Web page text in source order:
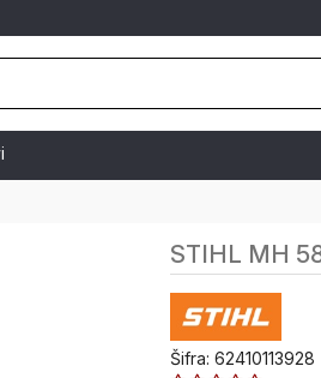
STIHL MH
Šifra: 62410113928